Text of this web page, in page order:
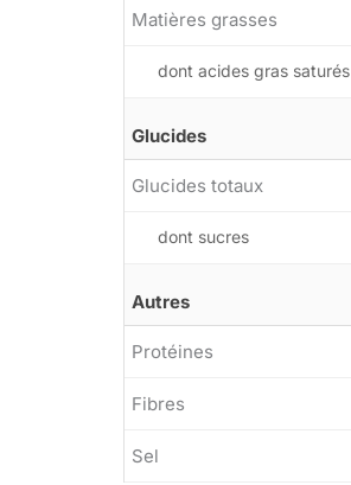
Matières grasses
dont acides gras saturés
Glucides
Glucides totaux
dont sucres
Autres
Protéines
Fibres
Sel